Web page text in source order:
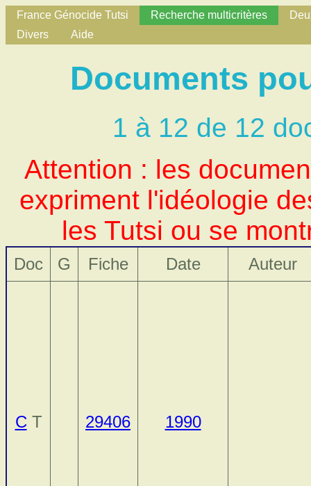
France Génocide Tutsi Recherche multicritères
Divers
Aide
Documents
1 à 12 de 12
Attention : les
expriment l'idéologie
les Tutsi ou se
Doc G Fiche Date Auteur
C T 29406 1990